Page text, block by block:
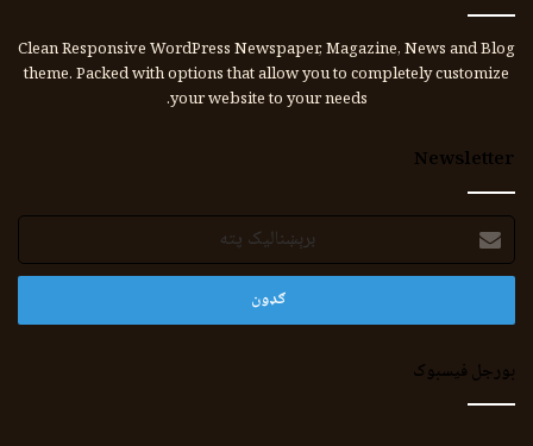
Clean Responsive WordPress Newspaper, Magazine, News and Blog
theme. Packed with options that allow you to completely customize
your website to your needs.
Newsletter
برېښنالیک
پته
بورجل فیسبوک